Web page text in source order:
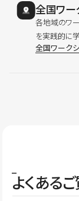
全国ワー
各地域のワ
を実践的に学
全国ワーク
よくある